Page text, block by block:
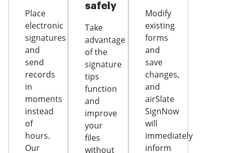
Place
electronic
signatures
and
send
records
in
moments
instead
of
hours.
Our
safely
Take
advantage
of the
signature
tips
function
and
improve
your
files
without
Modify
existing
forms
and
save
changes,
and
airSlate
SignNow
will
immediately
inform